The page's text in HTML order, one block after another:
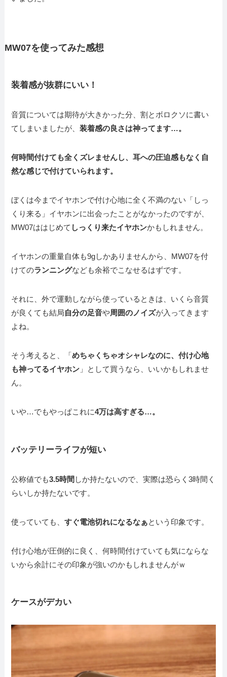
MW07を使ってみた感想
装着感が抜群にいい！
音質については期待が大きかった分、割とボロクソに書い
てしまいましたが、装着感の良さは神ってます…。
何時間付けても全くズレませんし、耳への圧迫感もなく自
然な感じで付けていられます。
ぼくは今までイヤホンで付け心地に全く不満のない「しっ
くり来る」イヤホンに出会ったことがなかったのですが、
MW07ははじめて しっくり来たイヤホンかもしれません。
イヤホンの重量自体も9gしかありませんから、MW07を付
けてのランニングなども余裕でこなせるはずです。
それに、外で運動しながら使っているときは、いくら音質
が良くても結局自分の足音や周囲のノイズが入ってきます
よね。
そう考えると、「めちゃくちゃオシャレなのに、付け心地
も神ってるイヤホン 」として買うなら、いいかもしれませ
ん。
いや…でもやっぱこれに4万は高すぎる…。
バッテリーライフが短い
公称値でも3.5時間 しか持たないので、実際は恐らく3時間く
らいしか持たないです。
使っていても、すぐ電池切れになるなぁという印象です。
付け心地が圧倒的に良く、何時間付けていても気にならな
いから余計にその印象が強いのかもしれませんがｗ
ケースがデカい